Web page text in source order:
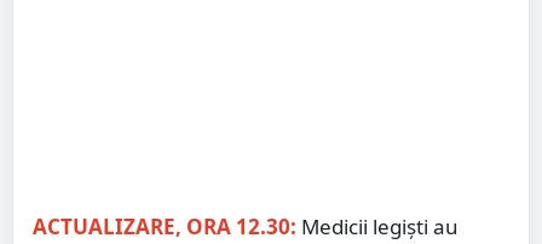
ACTUALIZARE, ORA 12.30: Medicii legiști au